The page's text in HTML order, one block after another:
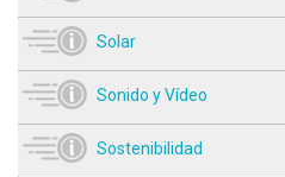
Solar
Sonido y Vídeo
Sostenibilidad